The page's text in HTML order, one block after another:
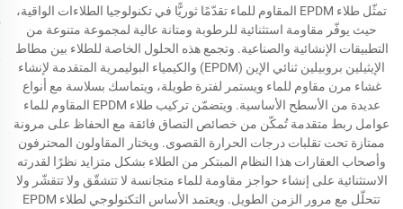
تمثّل طلاء EPDM المقاوم للماء تقدّمًا ثوريًّا في تكنولوجيا الطلاءات الواقية،
حيث يوفّر مقاومة استثنائية للرطوبة ومتانة عالية لمجموعة متنوعة من
التطبيقات الإنشائية والصناعية. وتجمع هذه الحلول الخاصة للطلاء بين مطاط
الإيثيلين بروبيلين ثنائي الإين (EPDM) والكيمياء البوليمرية المتقدمة لإنشاء
غشاء مرن مقاوم للماء ويستمر لفترة طويلة، ويتماسك بسلاسة مع أنواع
عديدة من الأسطح الأساسية. ويتضمّن تركيب طلاء EPDM المقاوم للماء
عوامل ربط متقدمة تُمكّن من خصائص التصاق فائقة مع الحفاظ على مرونة
ممتازة تحت تقلبات درجات الحرارة القصوى. ويختار المقاولون المحترفون
وأصحاب العقارات هذا النظام المبتكر من الطلاء بشكل متزايد نظرًا لقدرته
الاستثنائية على إنشاء حواجز مقاومة للماء متجانسة لا تتشقّق ولا تتقشّر ولا
تتحلّل مع مرور الزمن الطويل. ويعتمد الأساس التكنولوجي لطلاء EPDM